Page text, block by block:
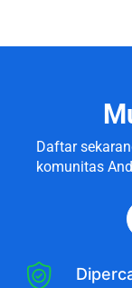
Daftar
komunitas